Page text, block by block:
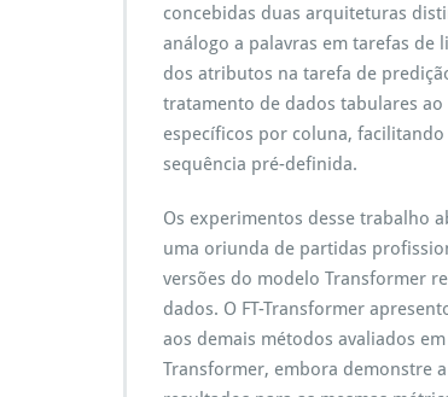
concebidas duas arquiteturas
análogo a palavras em tarefas
dos atributos na tarefa de
tratamento de dados tabulares
específicos por coluna,
sequência pré-definida.
Os experimentos desse trabalho
uma oriunda de partidas
versões do modelo Transformer
dados. O FT-Transformer
aos demais métodos avaliados
Transformer, embora demonstre